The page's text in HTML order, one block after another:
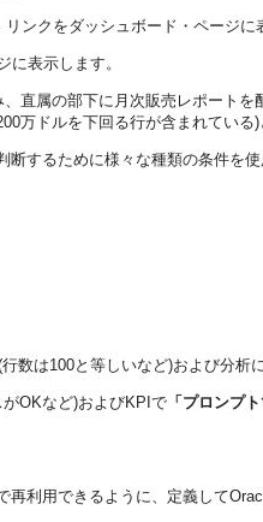
ンクをダッシュボード・ページに
に表示します。
直属の部下に月次販売レポート
万ドルを下回る行が含まれてい
するために様々な種類の条件を使
数は100と等しいなど)および分析
OKなど)およびKPIで 「プロンプト
利用できるように、定義して